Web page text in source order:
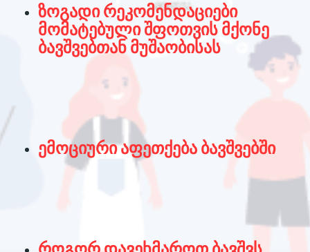
ზოგადი რეკომენდაციები
მომატებული შფოთვის მქონე
ბავშვებთან მუშაობისას
ემოციური აფეთქება ბავშვებში